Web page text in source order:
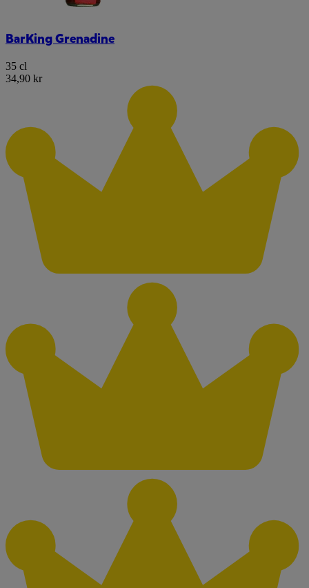
BarKing Grenadine
35 cl
34,90 kr